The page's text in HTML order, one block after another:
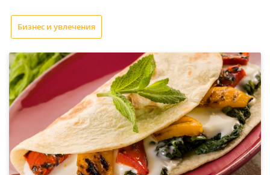
Бизнес и увлечения